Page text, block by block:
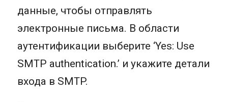
данные, чтобы отправлять
электронные письма. В области
аутентификации выберите ‘Yes: Use
SMTP authentication.’ и укажите детали
входа в SMTP.